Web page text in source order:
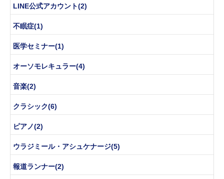
LINE公式アカウント(2)
不眠症(1)
医学セミナー(1)
オーソモレキュラー(4)
音楽(2)
クラシック(6)
ピアノ(2)
ウラジミール・アシュケナージ(5)
報道ランナー(2)